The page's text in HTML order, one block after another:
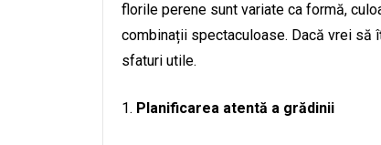
florile perene sunt variate ca formă,
combinații spectaculoase. Dacă vrei
sfaturi utile.
Planificarea atentă a grădinii